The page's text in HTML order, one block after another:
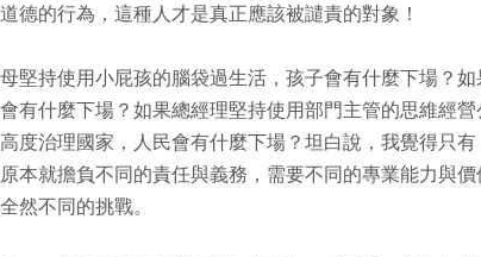
德的行為，這種人才是真正應該被譴責的對象！
堅持使用小屁孩的腦袋過生活，孩子會有什麼下場？
有什麼下場？如果總經理堅持使用部門主管的思維經
度治理國家，人民會有什麼下場？坦白說，我覺得只
本就擔負不同的責任與義務，需要不同的專業能力與價
然不同的挑戰。